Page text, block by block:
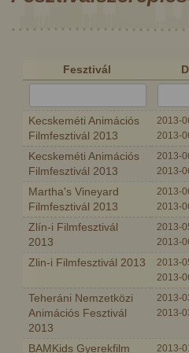
Fesztivál
Kecskeméti Animációs
Filmfesztivál 2013
2013-
2013-
Kecskeméti Animációs
Filmfesztivál 2013
2013-
2013-
Martha's Vineyard
Filmfesztivál 2013
2013-
2013-
Zlín-i Filmfesztivál
2013
2013-
2013-
Zlin-i Filmfesztivál 2013
2013-
2013-
Teheráni Nemzetközi
Animációs Fesztivál
2013
2013-
2013-
BAMKids Gyerekfilm
2013-
faragott Péter A